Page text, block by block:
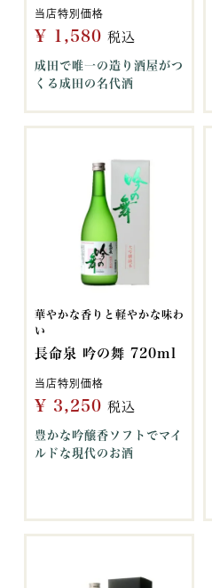
当店特別価格
¥ 1,580 税込
成田で唯一の造り酒屋がつ
くる成田の名代酒
華やかな香りと軽やかな味わ
い
長命泉 吟の舞 720ml
当店特別価格
¥ 3,250 税込
豊かな吟醸香ソフトでマイ
ルドな現代のお酒